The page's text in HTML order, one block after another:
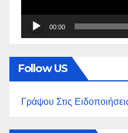
00:00
Follow US
Γράψου Στις